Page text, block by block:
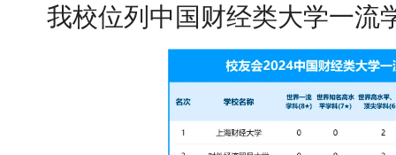
我校位列中国财经类大学一流